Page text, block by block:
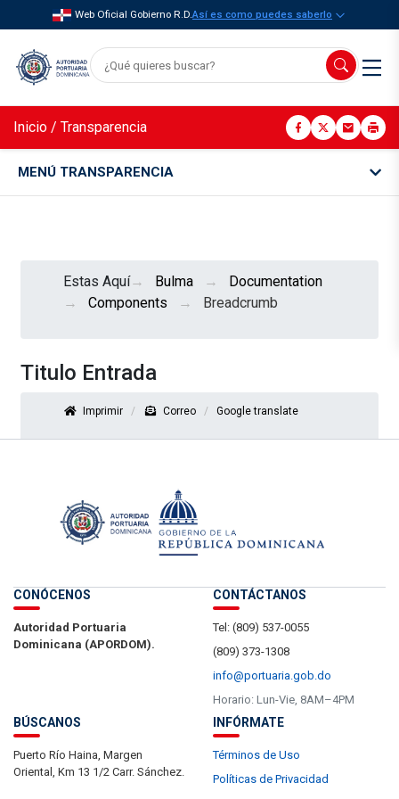
Web Oficial Gobierno R.D.Así es como puedes saberlo
Inicio / Transparencia
MENÚ TRANSPARENCIA
Estas Aquí Bulma
Documentation
Components
Breadcrumb
Titulo Entrada
Imprimir Correo Google translate
CONÓCENOS
Autoridad Portuaria
Dominicana (APORDOM).
CONTÁCTANOS
Tel: (809) 537-0055
(809) 373-1308
info@portuaria.gob.do
Horario: Lun-Vie, 8AM–4PM
BÚSCANOS
Puerto Río Haina, Margen
Oriental, Km 13 1/2 Carr. Sánchez.
INFÓRMATE
Términos de Uso
Políticas de Privacidad